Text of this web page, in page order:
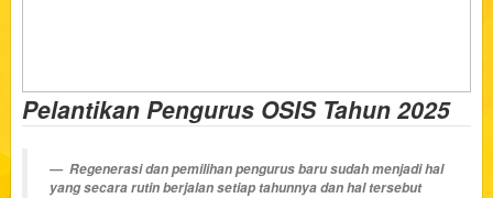
Pelantikan Pengurus OSIS Tahun 2025
Regenerasi dan pemilihan pengurus baru sudah menjadi hal
yang secara rutin berjalan setiap tahunnya dan hal tersebut